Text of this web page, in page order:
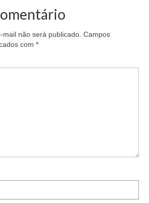
não será publicado. Campos
com *